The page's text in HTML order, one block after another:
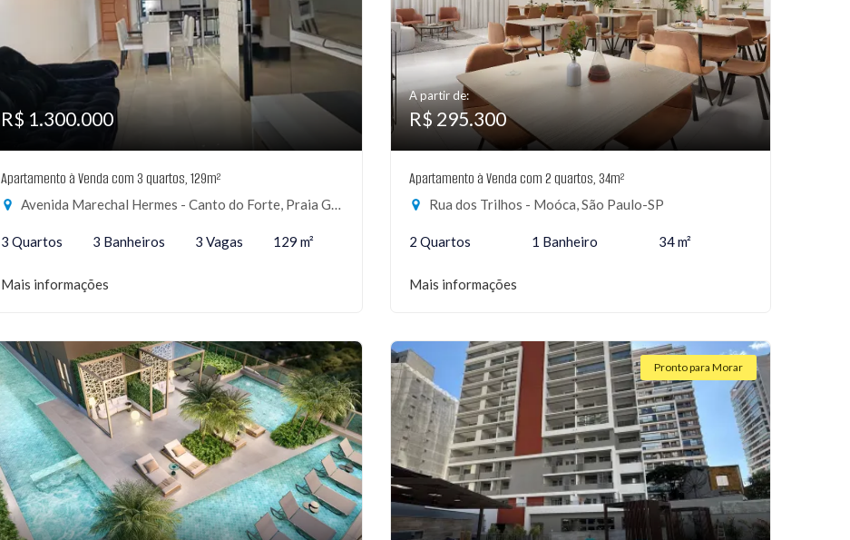
R$ 1.300.000
Apartamento à Venda com 3 quartos, 129m²
Avenida Marechal Hermes - Canto do Forte, Praia Grande-SP
3 Quartos 3 Banheiros 3 Vagas 129 m²
Mais informações
A partir de:
R$ 295.300
Apartamento à Venda com 2 quartos, 34m²
Rua dos Trilhos - Moóca, São Paulo-SP
2 Quartos 1 Banheiro 34 m²
Mais informações
Pronto para Morar